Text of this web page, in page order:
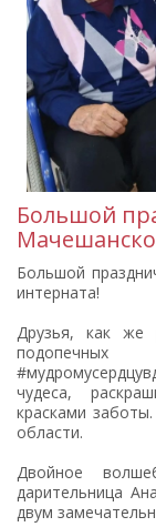
Большой
Большой
интерната!
Друзья, как же
чудеса,
красками
области.
Двойное
дарительница
двум